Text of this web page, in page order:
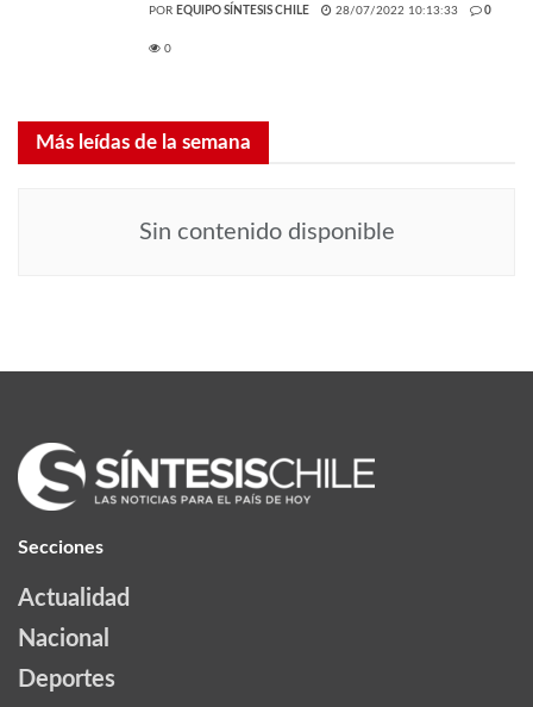
POR EQUIPO SÍNTESIS CHILE 28/07/2022 10:13:33 0
0
Más leídas de la semana
Sin contenido disponible
Secciones
Actualidad
Nacional
Deportes